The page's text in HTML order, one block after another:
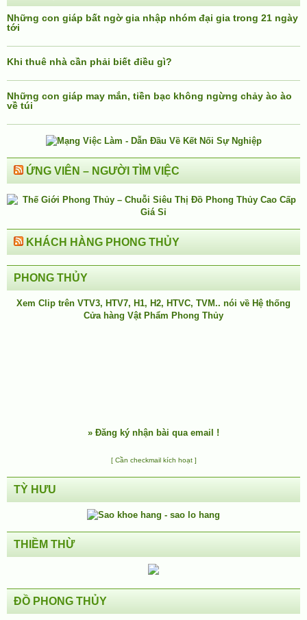
Những con giáp bất ngờ gia nhập nhóm đại gia trong 21 ngày
tới
Khi thuê nhà cần phải biết điều gì?
Những con giáp may mắn, tiền bạc không ngừng chảy ào ào
về túi
ỨNG VIÊN – NGƯỜI TÌM VIỆC
KHÁCH HÀNG PHONG THỦY
PHONG THỦY
Xem Clip trên VTV3, HTV7, H1, H2, HTVC, TVM.. nói về Hệ thống
Cửa hàng Vật Phẩm Phong Thủy
» Đăng ký nhận bài qua email !
[ Cần checkmail kích hoạt ]
TỲ HƯU
THIỀM THỪ
ĐỒ PHONG THỦY